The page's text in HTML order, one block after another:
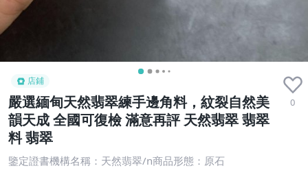
店鋪
嚴選緬甸天然翡翠練手邊角料，紋裂自然美
韻天成 全國可復檢 滿意再評 天然翡翠 翡翠
料 翡翠
0
鑒定證書機構名稱：天然翡翠/n商品形態：原石